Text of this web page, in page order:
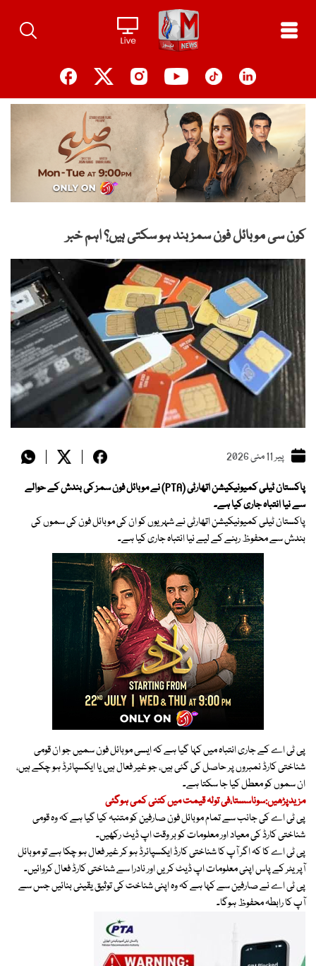
content
کون سی موبائل فون سمز بند ہو سکتی ہیں؟ اہم خبر
پیر 11 مئی 2026
پاکستان ٹیلی کمیونیکیشن اتھارٹی (PTA) نے موبائل فون سمز کی بندش کے حوالے
سے نیا انتباہ جاری کیا ہے۔
پاکستان ٹیلی کمیونیکیشن اتھارٹی نے شہریوں کو ان کی موبائل فون کی سموں کی
بندش سے محفوظ رہنے کے لیے نیا انتباہ جاری کیا ہے۔
پی ٹی اے کے جاری انتباہ میں کہا گیا ہے کہ ایسی موبائل فون سمیں جو ان قومی
شناختی کارڈ نمبروں پر حاصل کی گئی ہیں، جو غیر فعال ہیں یا ایکسپائرڈ ہو چکے ہیں،
ان سموں کو معطل کیا جا سکتا ہے۔
مزیدپڑھیں:سوناسستا،فی تولہ قیمت میں کتنی کمی ہوگئی
پی ٹی اے کی جانب سے تمام موبائل فون صارفین کو متنبہ کیا گیا ہے کہ وہ قومی
شناختی کارڈ کی معیاد اور معلومات کو بر وقت اپ ڈیٹ رکھیں۔
پی ٹی اے کا کہ اگر آپ کا شناختی کارڈ ایکسپائرڈ ہو کر غیر فعال ہو چکا ہے تو موبائل
آپریٹر کے پاس اپنی معلومات اپ ڈیٹ کریں اور نادرا سے شناختی کارڈ فعال کروائیں۔
پی ٹی اے نے صارفین سے کہا ہے کہ وہ اپنی شناخت کی توثیق یقینی بنائیں جس سے
آپ کا رابطہ محفوظ ہوگا۔